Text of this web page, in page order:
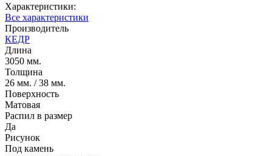
Характеристики:
Все характеристики
Производитель
КЕДР
Длина
3050 мм.
Толщина
26 мм. / 38 мм.
Поверхность
Матовая
Распил в размер
Да
Рисунок
Под камень